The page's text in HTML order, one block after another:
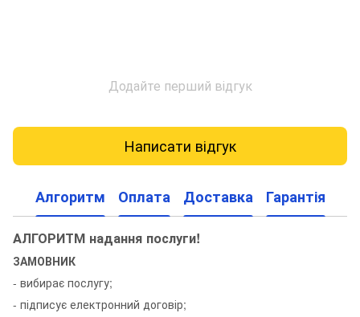
Додайте перший відгук
Написати відгук
Алгоритм Оплата Доставка Гарантія
АЛГОРИТМ надання послуги!
ЗАМОВНИК
- вибирає послугу;
- підписує електронний договір;